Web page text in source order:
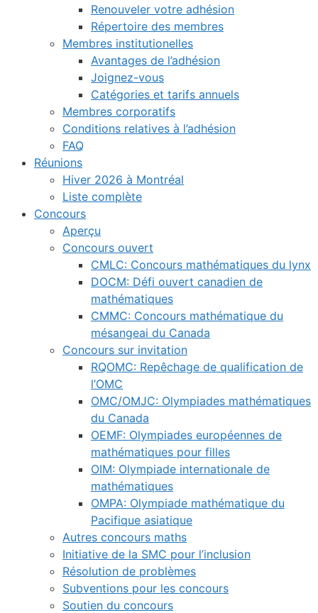
Renouveler votre adhésion
Répertoire des membres
Membres institutionelles
Avantages de l’adhésion
Joignez-vous
Catégories et tarifs annuels
Membres corporatifs
Conditions relatives à l’adhésion
FAQ
Réunions
Hiver 2026 à Montréal
Liste complète
Concours
Aperçu
Concours ouvert
CMLC: Concours mathématiques du lynx
DOCM: Défi ouvert canadien de
mathématiques
CMMC: Concours mathématique du
mésangeai du Canada
Concours sur invitation
RQOMC: Repêchage de qualification de
l’OMC
OMC/OMJC: Olympiades mathématiques
du Canada
OEMF: Olympiades européennes de
mathématiques pour filles
OIM: Olympiade internationale de
mathématiques
OMPA: Olympiade mathématique du
Pacifique asiatique
Autres concours maths
Initiative de la SMC pour l’inclusion
Résolution de problèmes
Subventions pour les concours
Soutien du concours